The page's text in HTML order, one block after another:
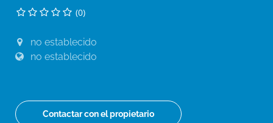
(0)
no establecido
no establecido
Contactar con el propietario